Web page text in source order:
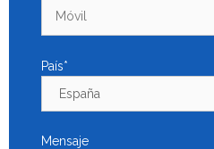
País*
Mensaje